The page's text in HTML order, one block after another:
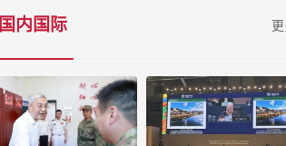
国内国际